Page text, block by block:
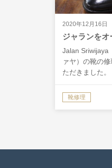
2020年12月16日
ジャランを
Jalan
ァヤ）の靴の
ただきました
います。ここま
いると、ソール
靴修理